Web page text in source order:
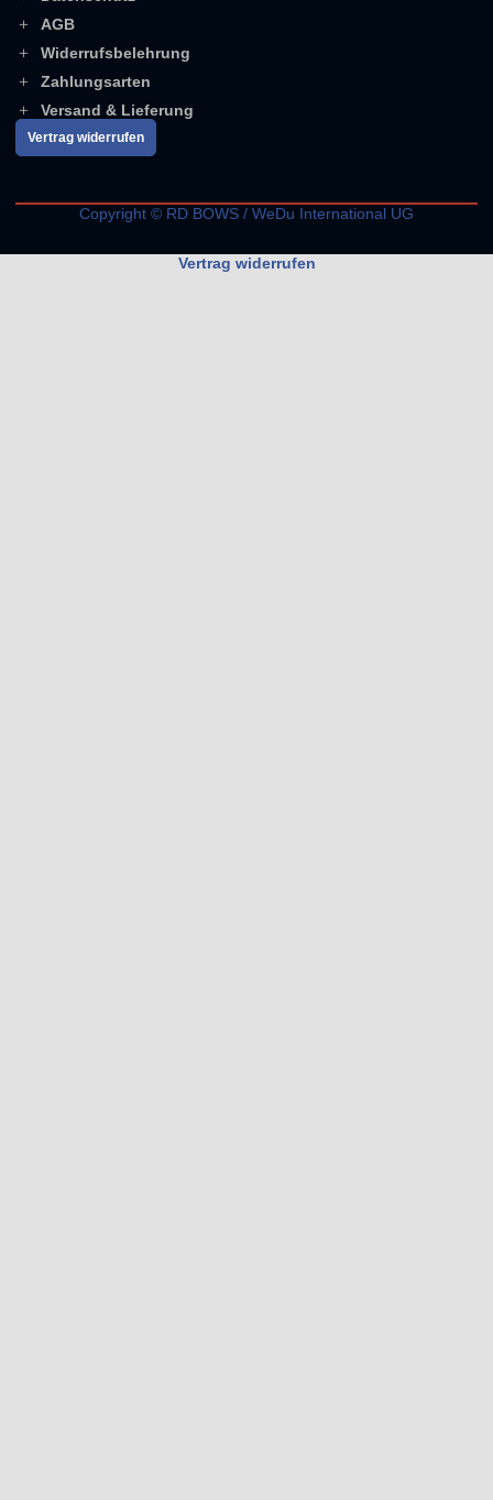
AGB
Widerrufsbelehrung
Zahlungsarten
Versand & Lieferung
Vertrag widerrufen
Copyright © RD BOWS / WeDu International UG
Vertrag widerrufen